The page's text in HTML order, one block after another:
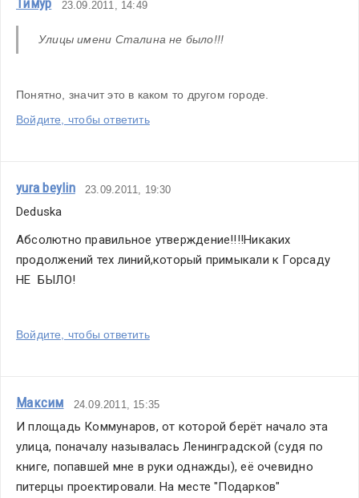
23.09.2011, 14:49
Улицы имени Сталина не было!!!
Понятно, значит это в каком то другом городе.
Войдите, чтобы ответить
yura beylin 23.09.2011, 19:30
Deduska
Абсолютно правильное утверждение!!!!Никаких
продолжений тех линий,который примыкали к Горсаду
НЕ  БЫЛО!
Войдите, чтобы ответить
Максим 24.09.2011, 15:35
И площадь Коммунаров, от которой берёт начало эта
улица, поначалу называлась Ленинградской (судя по
книге, попавшей мне в руки однажды), её очевидно
питерцы проектировали. На месте "Подарков"